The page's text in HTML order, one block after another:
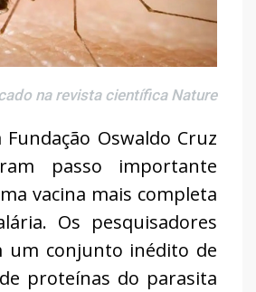
na revista científica Nature
Oswaldo Cruz
passo importante
vacina mais completa
Os pesquisadores
um conjunto inédito de
proteínas do parasita